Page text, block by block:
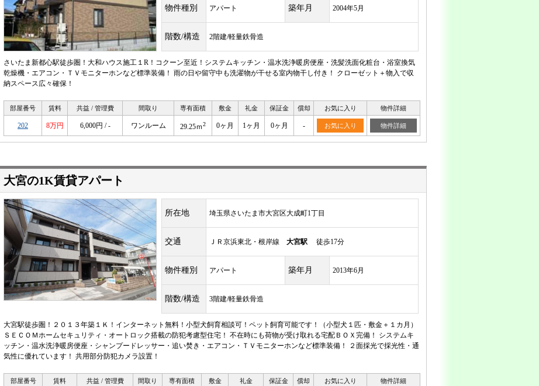
物件種別 アパート 築年月 2004年5月
階数/構造 2階建/軽量鉄骨造
さいたま新都心駅徒歩圏！大和ハウス施工１R！コクーン至近！システムキッチン・温水洗浄暖房便座・洗髪洗面化粧台・浴室換気
乾燥機・エアコン・ＴＶモニターホンなど標準装備！ 雨の日や留守中も洗濯物が干せる室内物干し付き！ クローゼット＋物入で収
納スペース広々確保！
部屋番号 賃料 共益 / 管理費 間取り 専有面積 敷金 礼金 保証金 償却 お気に入り 物件詳細
202 8万円 6,000円 / - ワンルーム 29.25ｍ2 0ヶ月 1ヶ月 0ヶ月 - お気に入り 物件詳細
大宮の1K賃貸アパート
所在地 埼玉県さいたま市大宮区大成町1丁目
交通 ＪＲ京浜東北・根岸線 大宮駅 徒歩17分
物件種別 アパート 築年月 2013年6月
階数/構造 3階建/軽量鉄骨造
大宮駅徒歩圏！２０１３年築１Ｋ！インターネット無料！小型犬飼育相談可！ペット飼育可能です！（小型犬１匹・敷金＋１カ月）
ＳＥＣＯＭホームセキュリティ・オートロック搭載の防犯考慮型住宅！ 不在時にも荷物が受け取れる宅配ＢＯＸ完備！ システムキ
ッチン・温水洗浄暖房便座・シャンプードレッサー・追い焚き・エアコン・ＴＶモニターホンなど標準装備！ ２面採光で採光性・通
気性に優れています！ 共用部分防犯カメラ設置！
部屋番号 賃料 共益 / 管理費 間取り 専有面積 敷金 礼金 保証金 償却 お気に入り 物件詳細